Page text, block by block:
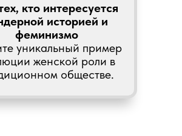
кто интересуется
историей и
феминизмо
уникальный пример
женской роли в
обществе.